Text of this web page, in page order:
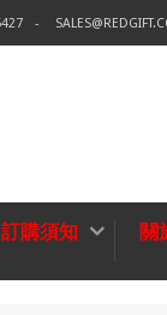
訂購須知 關